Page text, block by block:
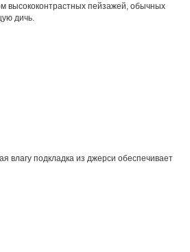
высококонтрастных пейзажей, обычных
дичь.
влагу подкладка из джерси обеспечивает